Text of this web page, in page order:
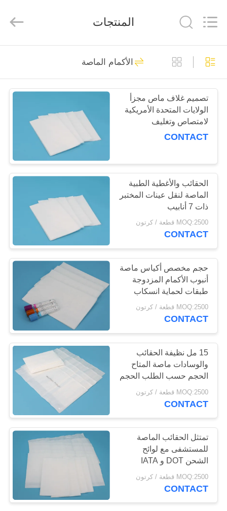
الصفحة
الرئيسية
منتجات
حول
جولة
المعمل
ضبط
الجودة
اتصل
طلب
اقتباس
خريطة
الموقع
PRIVACY
POLICY
المزود.
Copyright
-
Advance
International
Rights
95 أكياس ضغط
كيلوباسكال
95kPa أكياس النقل
المتوافقة
10
95kPa أكياس العينة
9
الحقائب الماصة
10
10
المنتجات
الأكمام الماصة
تصميم غلاف ماص مجزأ
الولايات المتحدة الأمريكية
لامتصاص وتغليف
الانسكابات
CONTACT
الحقائب والأغطية الطبية
الماصة لنقل عينات المختبر
ذات 7 أنابيب
MOQ:2500 قطعة / كرتون
CONTACT
حجم مخصص أكياس ماصة
أنبوب الأكمام المزدوجة
طبقات لحماية انسكاب
شامل
MOQ:2500 قطعة / كرتون
CONTACT
15 مل نظيفة الحقائب
والوسادات ماصة المتاح
الحجم حسب الطلب الحجم
MOQ:2500 قطعة / كرتون
CONTACT
تمتثل الحقائب الماصة
للمستشفى مع لوائح
الشحن DOT و IATA
MOQ:2500 قطعة / كرتون
CONTACT